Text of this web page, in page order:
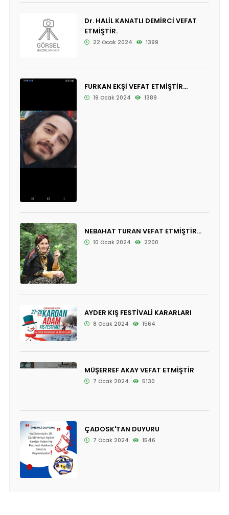
Dr. HALİL KANATLI DEMİRCİ VEFAT
ETMİŞTİR.
22 Ocak 2024 1399
FURKAN EKŞİ VEFAT ETMİŞTİR...
19 Ocak 2024 1389
NEBAHAT TURAN VEFAT ETMİŞTİR...
10 Ocak 2024 2200
AYDER KIŞ FESTİVALİ KARARLARI
8 Ocak 2024 1564
MÜŞERREF AKAY VEFAT ETMİŞTİR
7 Ocak 2024 5130
ÇADOSK'TAN DUYURU
7 Ocak 2024 1546